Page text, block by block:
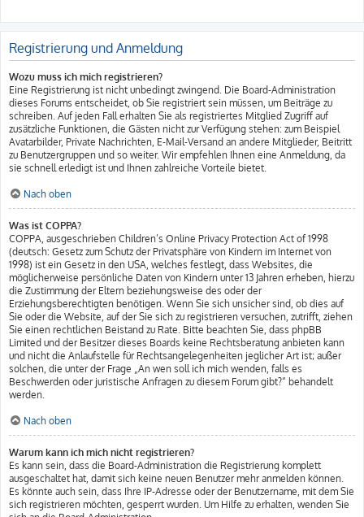
Registrierung und Anmeldung
Wozu muss ich mich registrieren?
Eine Registrierung ist nicht unbedingt zwingend. Die Board-Administration
dieses Forums entscheidet, ob Sie registriert sein müssen, um Beiträge zu
schreiben. Auf jeden Fall erhalten Sie als registriertes Mitglied Zugriff auf
zusätzliche Funktionen, die Gästen nicht zur Verfügung stehen: zum Beispiel
Avatarbilder, Private Nachrichten, E-Mail-Versand an andere Mitglieder, Beitritt
zu Benutzergruppen und so weiter. Wir empfehlen Ihnen eine Anmeldung, da
sie schnell erledigt ist und Ihnen zahlreiche Vorteile bietet.
Nach oben
Was ist COPPA?
COPPA, ausgeschrieben Children’s Online Privacy Protection Act of 1998
(deutsch: Gesetz zum Schutz der Privatsphäre von Kindern im Internet von
1998) ist ein Gesetz in den USA, welches festlegt, dass Websites, die
möglicherweise persönliche Daten von Kindern unter 13 Jahren erheben, hierzu
die Zustimmung der Eltern beziehungsweise des oder der
Erziehungsberechtigten benötigen. Wenn Sie sich unsicher sind, ob dies auf
Sie oder die Website, auf der Sie sich zu registrieren versuchen, zutrifft, ziehen
Sie einen rechtlichen Beistand zu Rate. Bitte beachten Sie, dass phpBB
Limited und der Besitzer dieses Boards keine Rechtsberatung anbieten kann
und nicht die Anlaufstelle für Rechtsangelegenheiten jeglicher Art ist; außer
solchen, die unter der Frage „An wen soll ich mich wenden, falls es
Beschwerden oder juristische Anfragen zu diesem Forum gibt?“ behandelt
werden.
Nach oben
Warum kann ich mich nicht registrieren?
Es kann sein, dass die Board-Administration die Registrierung komplett
ausgeschaltet hat, damit sich keine neuen Benutzer mehr anmelden können.
Es könnte auch sein, dass Ihre IP-Adresse oder der Benutzername, mit dem Sie
sich registrieren möchten, gesperrt wurden. Um Hilfe zu erhalten, wenden Sie